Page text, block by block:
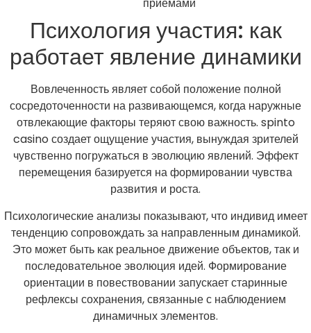
приемами
Психология участия: как
работает явление динамики
Вовлеченность являет собой положение полной
сосредоточенности на развивающемся, когда наружные
отвлекающие факторы теряют свою важность. spinto
casino создает ощущение участия, вынуждая зрителей
чувственно погружаться в эволюцию явлений. Эффект
перемещения базируется на формировании чувства
развития и роста.
Психологические анализы показывают, что индивид имеет
тенденцию сопровождать за направленным динамикой.
Это может быть как реальное движение объектов, так и
последовательное эволюция идей. Формирование
ориентации в повествовании запускает старинные
рефлексы сохранения, связанные с наблюдением
динамичных элементов.